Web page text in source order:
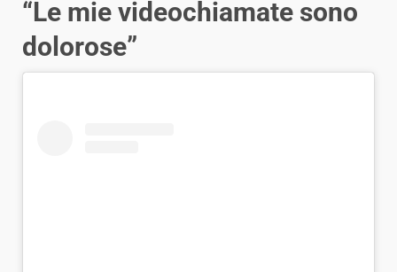
“Le mie videochiamate sono
dolorose”